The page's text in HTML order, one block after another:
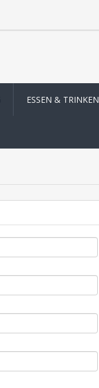
ESSEN & TRINKEN